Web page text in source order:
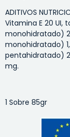
ADITIVOS
Vitamina E 20 UI,
monohidratado)
monohidratado)
pentahidratado)
mg.
1 Sobre 85gr